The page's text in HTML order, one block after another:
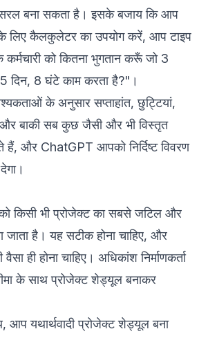
सरल बना सकता है। इसके बजाय कि आप
लिए कैलकुलेटर का उपयोग करें, आप टाइप
को कितना भुगतान करूँ जो 3
दिन, 8 घंटे काम करता है?"।
के अनुसार सप्ताहांत, छुट्टियां,
और बाकी सब कुछ जैसी और भी विस्तृत
हैं, और ChatGPT आपको निर्दिष्ट विवरण
किसी भी प्रोजेक्ट का सबसे जटिल और
जाता है। यह सटीक होना चाहिए, और
ही होना चाहिए। अधिकांश निर्माणकर्ता
के साथ प्रोजेक्ट शेड्यूल बनाकर
यथार्थवादी प्रोजेक्ट शेड्यूल बना